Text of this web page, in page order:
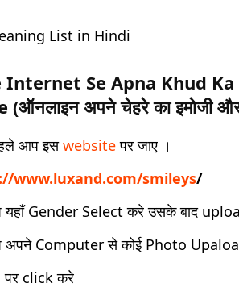
List in Hindi
Se Apna Khud
(ऑनलाइन अपने चेहरे का इमोजी
आप इसwebsiteपर जाए ।
www.luxand.com/smileys/
Gender Select करे उसके बाद
Computer से कोई Photo
click करे